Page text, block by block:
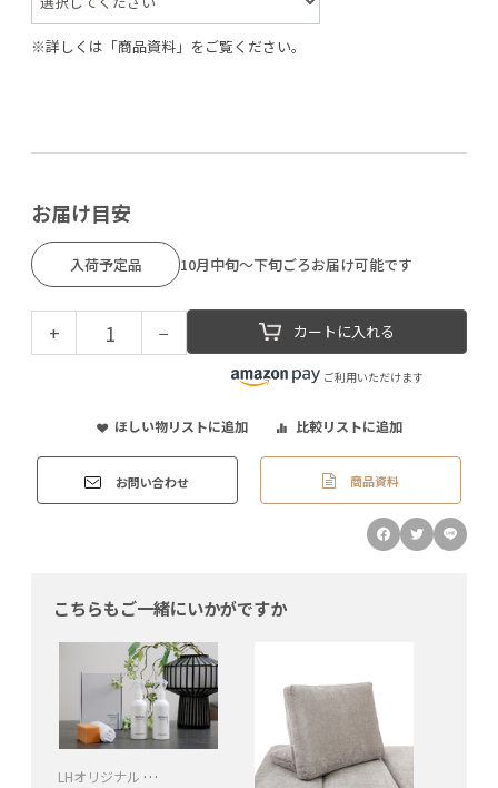
※詳しくは「商品資料」をご覧ください。
お届け目安
入荷予定品 10月中旬～下旬ごろお届け可能です
+ − カートに入れる
ご利用いただけます
ほしい物リストに追加 比較リストに追加
お問い合わせ 商品資料
こちらもご一緒にいかがですか
LHオリジナル テキスタイルケアキット ナチュラルファーバー